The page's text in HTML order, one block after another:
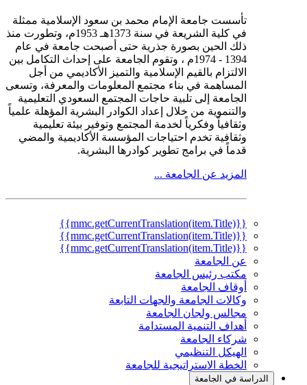
تأسست جامعة الإمام محمد بن سعود الإسلامية ممثلة
في كلية الشريعة في سنة 1373هـ 1953م، وتطورت منذ
ذلك الحين بصورة جذرية حتى أصبحت جامعة في عام
1394 - 1974م ، وتقوم الجامعة على إحداث التكامل بين
الالتزام بالقيم الإسلامية والتميز الأكاديمي من أجل
المساهمة في بناء مجتمع المعلومات والمعرفة، وتسعى
الجامعة إلى تلبية حاجات المجتمع السعودي التعليمية
والتنموية من خلال إعداد الكوادر البشرية المؤهلة علمياً
وثقافياً وفكرياً لخدمة المجتمع وتوفير بيئة تعليمية
وثقافية تخدم احتياجات المؤسسة الأكاديمية والمضي
قدماً في برامج تطوير كوادرها البشرية.
المزيد عن الجامعة ...
{{mmc.getCurrentTranslation(item.Title)}}
{{mmc.getCurrentTranslation(item.Title)}}
{{mmc.getCurrentTranslation(item.Title)}}
عن الجامعة
مكتب رئيس الجامعة
أوقاف الجامعة
وكالات الجامعة والجهات التابعة
مجالس ولجان الجامعة
أهداف التنمية المستدامة
شركاء الجامعة
الهيكل التنظيمي
الخطة الاستراتيجية للجامعة
الدراسة في الجامعة